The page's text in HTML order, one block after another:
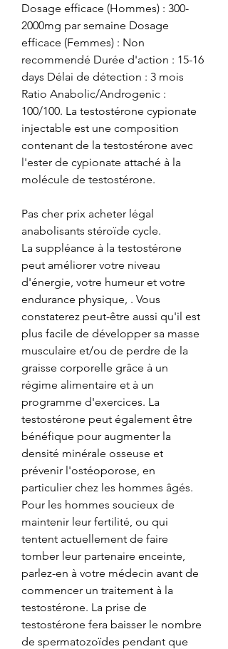
Dosage efficace (Hommes) : 300-
2000mg par semaine Dosage
efficace (Femmes) : Non
recommendé Durée d'action : 15-16
days Délai de détection : 3 mois
Ratio Anabolic/Androgenic :
100/100. La testostérone cypionate
injectable est une composition
contenant de la testostérone avec
l'ester de cypionate attaché à la
molécule de testostérone.
Pas cher prix acheter légal
anabolisants stéroïde cycle.
La suppléance à la testostérone
peut améliorer votre niveau
d'énergie, votre humeur et votre
endurance physique, . Vous
constaterez peut-être aussi qu'il est
plus facile de développer sa masse
musculaire et/ou de perdre de la
graisse corporelle grâce à un
régime alimentaire et à un
programme d'exercices. La
testostérone peut également être
bénéfique pour augmenter la
densité minérale osseuse et
prévenir l'ostéoporose, en
particulier chez les hommes âgés.
Pour les hommes soucieux de
maintenir leur fertilité, ou qui
tentent actuellement de faire
tomber leur partenaire enceinte,
parlez-en à votre médecin avant de
commencer un traitement à la
testostérone. La prise de
testostérone fera baisser le nombre
de spermatozoïdes pendant que